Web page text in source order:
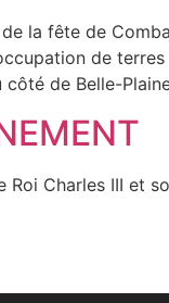
la fête de
de
de Belle-
Roi Charles III et